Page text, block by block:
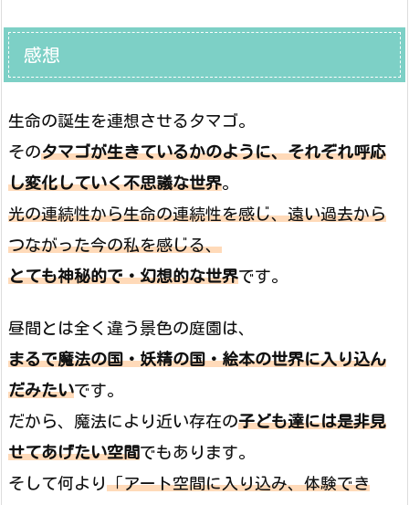
感想
生命の誕生を連想させるタマゴ。
そのタマゴが生きているかのように、それぞれ呼応
し変化していく不思議な世界。
光の連続性から生命の連続性を感じ、遠い過去から
つながった今の私を感じる、
とても神秘的で・幻想的な世界です。
昼間とは全く違う景色の庭園は、
まるで魔法の国・妖精の国・絵本の世界に入り込ん
だみたいです。
だから、魔法により近い存在の子ども達には是非見
せてあげたい空間でもあります。
そして何より「アート空間に入り込み、体験でき